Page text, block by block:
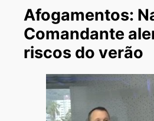
Afogamentos:
Comandante
riscos do verão